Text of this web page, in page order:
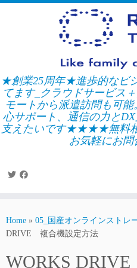
Skip
★創業25周年★進歩的なビ
てます_クラウドサービス
モートから派遣訪問も可
心サポート、通信の力と
支えたいです★★★★無料相
お気軽にお
Home » 05_国産オンラインストレ
DRIVE 複合機設定方法
WORKS